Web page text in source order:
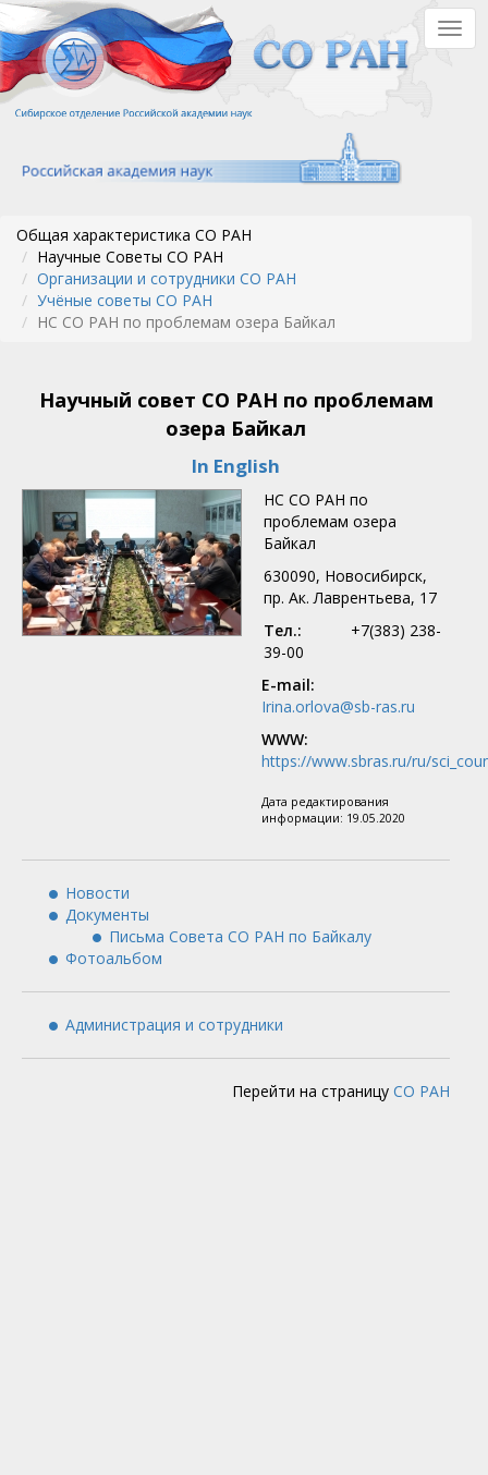
Перейти
к
основному
содержанию
Общая характеристика СО РАН
Научные Советы СО РАН
Организации и сотрудники СО РАН
Учёные советы СО РАН
НС СО РАН по проблемам озера Байкал
Научный совет СО РАН по проблемам
озера Байкал
In English
НС СО РАН по
проблемам озера
Байкал
630090, Новосибирск,
пр. Ак. Лаврентьева, 17
Тел.:
+7(383) 238-
39-00
E-mail:
Irina.orlova@sb-ras.ru
WWW:
https://www.sbras.ru/ru/
Дата редактирования
информации: 19.05.2020
Новости
Документы
Письма Совета СО РАН по Байкалу
Фотоальбом
Администрация и сотрудники
Перейти на страницу СО РАН